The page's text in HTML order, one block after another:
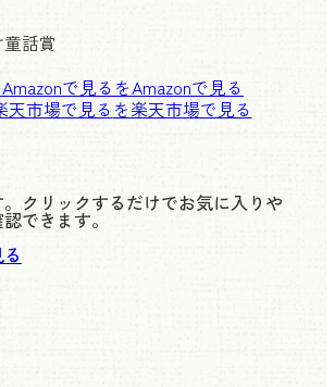
話賞
で見る
天市場で見る
クリックするだけでお気に入りや
できます。